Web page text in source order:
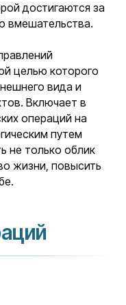
достигаются за
вмешательства.
целью которого
вида и
Включает в
операций на
путем
не только облик
жизни, повысить